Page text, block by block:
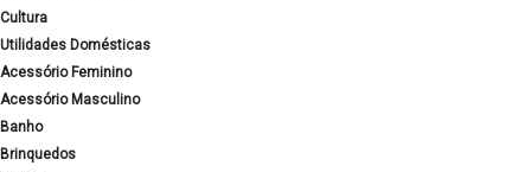
Cultura
Utilidades Domésticas
Acessório Feminino
Acessório Masculino
Banho
Brinquedos